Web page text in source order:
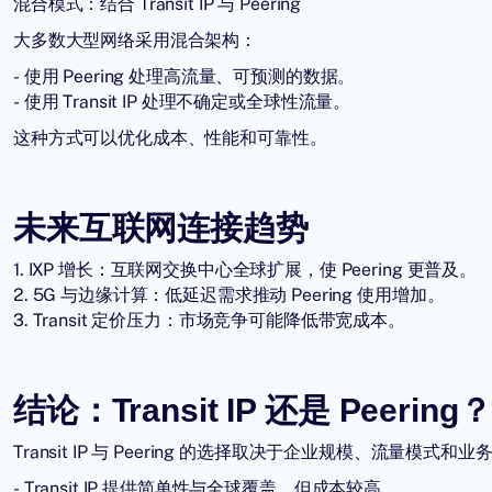
大多数大型网络采用混合架构：
- 使用 Peering 处理高流量、可预测的数据。
- 使用 Transit IP 处理不确定或全球性流量。
这种方式可以优化成本、性能和可靠性。
未来互联网连接趋势
1. IXP 增长：互联网交换中心全球扩展，使 Peering 更普及。
2. 5G 与边缘计算：低延迟需求推动 Peering 使用增加。
3. Transit 定价压力：市场竞争可能降低带宽成本。
结论：Transit IP 还是 Peering？
Transit IP与 Peering 的选择取决于企业规模、流量模式和业
- Transit IP 提供简单性与全球覆盖，但成本较高。